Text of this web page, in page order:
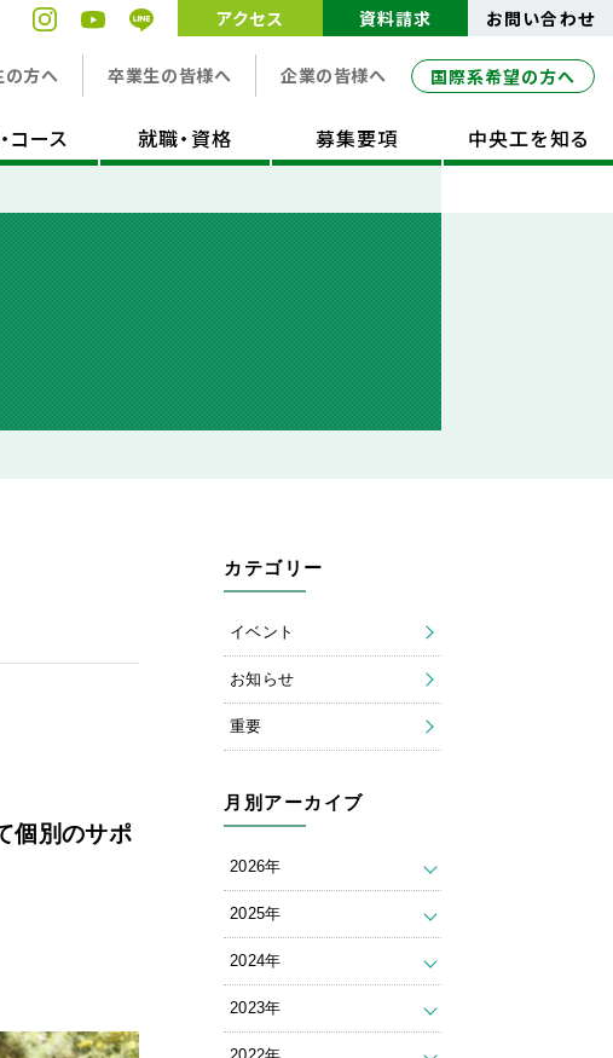
アクセス 資料請求 お問い合わせ
の方へ 卒業生の皆様へ 企業の皆様へ 国際系希望の方へ
コース 就職・資格 募集要項 中央工を知る
個別のサポ
カテゴリー
イベント
お知らせ
重要
月別アーカイブ
2026年
2025年
2024年
2023年